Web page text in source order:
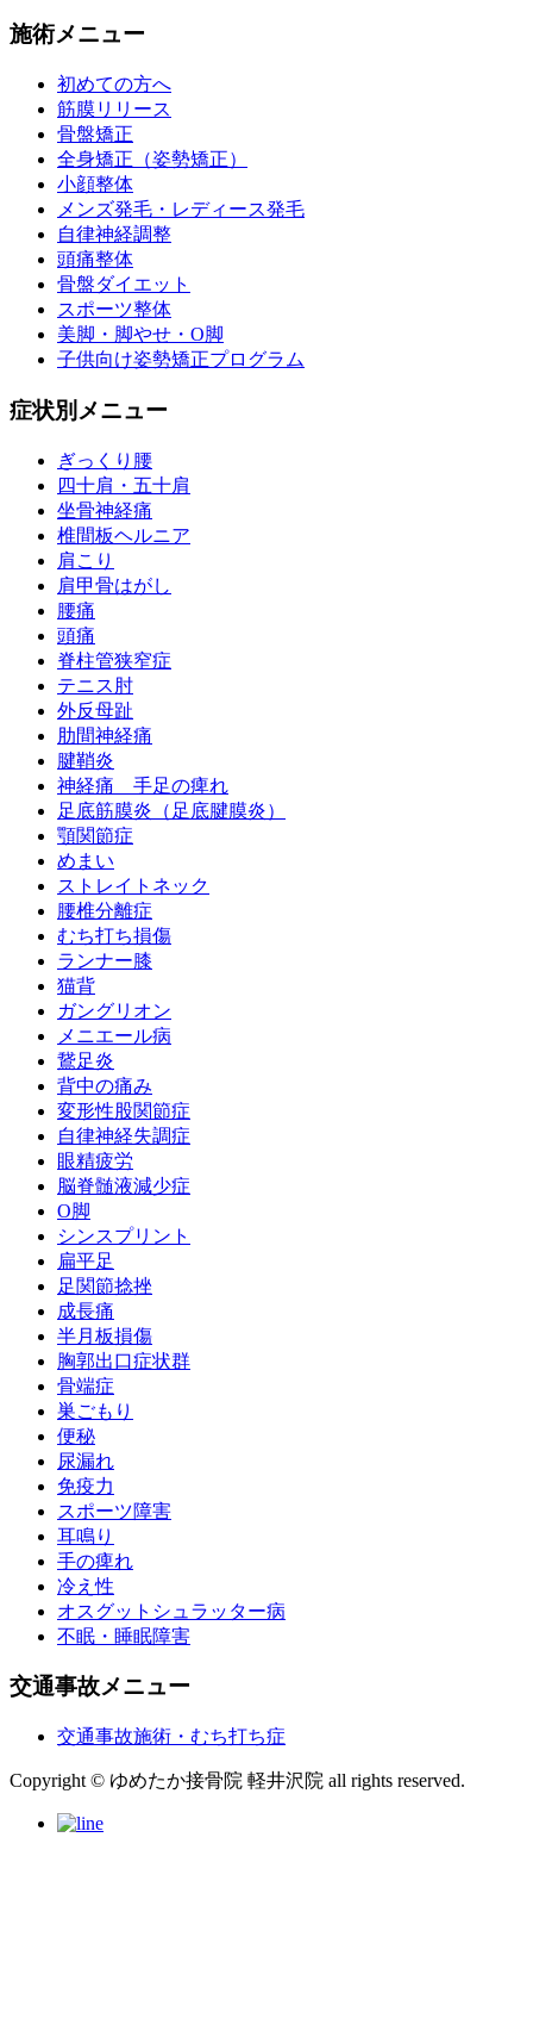
施術メニュー
初めての方へ
筋膜リリース
骨盤矯正
全身矯正（姿勢矯正）
小顔整体
メンズ発毛・レディース発毛
自律神経調整
頭痛整体
骨盤ダイエット
スポーツ整体
美脚・脚やせ・O脚
子供向け姿勢矯正プログラム
症状別メニュー
ぎっくり腰
四十肩・五十肩
坐骨神経痛
椎間板ヘルニア
肩こり
肩甲骨はがし
腰痛
頭痛
脊柱管狭窄症
テニス肘
外反母趾
肋間神経痛
腱鞘炎
神経痛 手足の痺れ
足底筋膜炎（足底腱膜炎）
顎関節症
めまい
ストレイトネック
腰椎分離症
むち打ち損傷
ランナー膝
猫背
ガングリオン
メニエール病
鵞足炎
背中の痛み
変形性股関節症
自律神経失調症
眼精疲労
脳脊髄液減少症
O脚
シンスプリント
扁平足
足関節捻挫
成長痛
半月板損傷
胸郭出口症状群
骨端症
巣ごもり
便秘
尿漏れ
免疫力
スポーツ障害
耳鳴り
手の痺れ
冷え性
オスグットシュラッター病
不眠・睡眠障害
交通事故メニュー
交通事故施術・むち打ち症
Copyright © ゆめたか接骨院 軽井沢院 all rights reserved.